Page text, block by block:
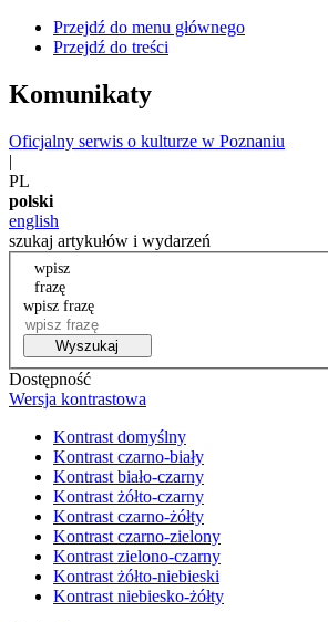
Przejdź do menu głównego
Przejdź do treści
Komunikaty
Oficjalny serwis o kulturze w Poznaniu
|
PL
polski
english
szukaj artykułów i wydarzeń
wpisz
frazę
wpisz frazę
Wyszukaj
Dostępność
Wersja kontrastowa
Kontrast domyślny
Kontrast czarno-biały
Kontrast biało-czarny
Kontrast żółto-czarny
Kontrast czarno-żółty
Kontrast czarno-zielony
Kontrast zielono-czarny
Kontrast żółto-niebieski
Kontrast niebiesko-żółty